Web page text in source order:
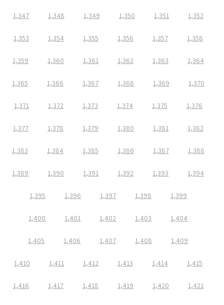
1,347 1,348 1,349 1,350 1,351 1,352
1,353 1,354 1,355 1,356 1,357 1,358
1,359 1,360 1,361 1,362 1,363 1,364
1,365 1,366 1,367 1,368 1,369 1,370
1,371 1,372 1,373 1,374 1,375 1,376
1,377 1,378 1,379 1,380 1,381 1,382
1,383 1,384 1,385 1,386 1,387 1,388
1,389 1,390 1,391 1,392 1,393 1,394
1,395 1,396 1,397 1,398 1,399
1,400 1,401 1,402 1,403 1,404
1,405 1,406 1,407 1,408 1,409
1,410 1,411 1,412 1,413 1,414 1,415
1,416 1,417 1,418 1,419 1,420 1,421